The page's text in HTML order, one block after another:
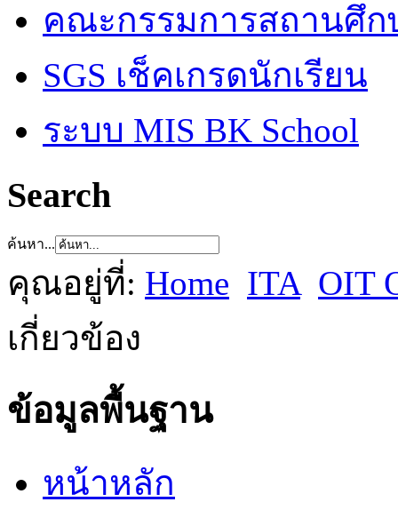
คณะกรรมการสถานศึก
SGS เช็คเกรดนักเรียน
ระบบ MIS BK School
Search
ค้นหา...
คุณอยู่ที่: Home ITA OIT
เกี่ยวข้อง
ข้อมูลพื้นฐาน
หน้าหลัก